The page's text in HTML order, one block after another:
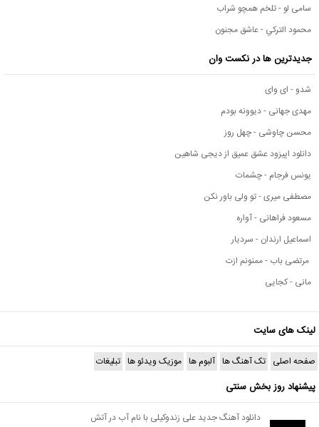
سامی لو - تلخم همچو شراب
محمود التركي - عاشق مجنون
جدیدترین ها در نکست وان
شدو - ای وای
مهدی جهانی - دیوونه بودم
محسن چاوشی - چهل روز
دانلود اپیزود عشق عمیق از دیجی شاهین
یونس فرجام - چشمات
مصطفی میری - تو ولی باور نکن
مسعود فراهانی - آواره
اسماعیل ارندان - سردیار
مرتضی باب - ممنونم ازت
مانی - کجایی
لینک های سایت
صفحه اصلی تک آهنگ ها آلبوم ها موزیک ویدئو ها تبلیغات
پیشنهاد روز بخش سنتی
دانلود آهنگ جدید علی زندوکیلی با نام آب در آتش